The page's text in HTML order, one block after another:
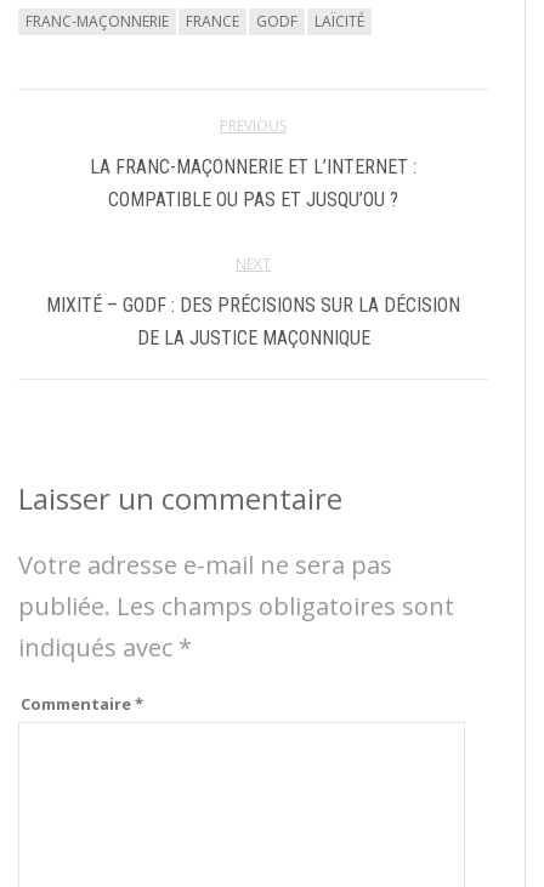
FRANC-MAÇONNERIE FRANCE GODF LAÏCITÉ
PREVIOUS
LA FRANC-MAÇONNERIE ET L’INTERNET :
COMPATIBLE OU PAS ET JUSQU’OU ?
NEXT
MIXITÉ – GODF : DES PRÉCISIONS SUR LA DÉCISION
DE LA JUSTICE MAÇONNIQUE
Laisser un commentaire
Votre adresse e-mail ne sera pas
publiée. Les champs obligatoires sont
indiqués avec *
Commentaire*